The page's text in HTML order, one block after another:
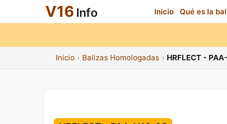
V16 Info Inicio Qué es la
Inicio Balizas Homologadas HRFLECT -